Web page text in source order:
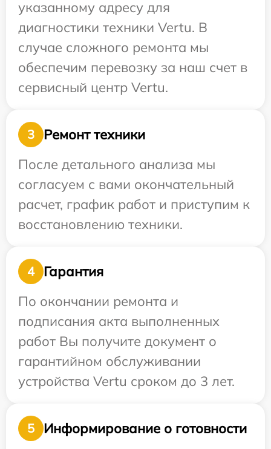
указанному адресу для
диагностики техники Vertu. В
случае сложного ремонта мы
обеспечим перевозку за наш счет в
сервисный центр Vertu.
3
Ремонт техники
После детального анализа мы
согласуем с вами окончательный
расчет, график работ и приступим к
восстановлению техники.
4
Гарантия
По окончании ремонта и
подписания акта выполненных
работ Вы получите документ о
гарантийном обслуживании
устройства Vertu сроком до 3 лет.
5
Информирование о готовности